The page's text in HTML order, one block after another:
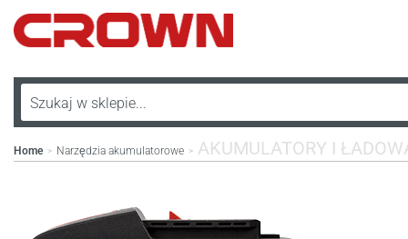
Home > Narzędzia akumulatorowe > AKUMULATORY I